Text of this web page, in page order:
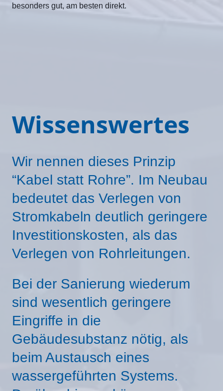
besonders gut, am besten direkt.
Wissenswertes
Wir nennen dieses Prinzip
“Kabel statt Rohre”. Im Neubau
bedeutet das Verlegen von
Stromkabeln deutlich geringere
Investitionskosten, als das
Verlegen von Rohrleitungen.
Bei der Sanierung wiederum
sind wesentlich geringere
Eingriffe in die
Gebäudesubstanz nötig, als
beim Austausch eines
wassergeführten Systems.